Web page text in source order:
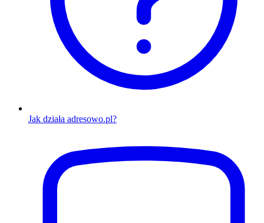
Jak działa adresowo.pl?